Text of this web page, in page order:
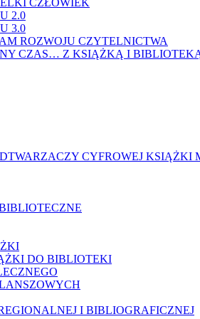
CZŁOWIEK
2.0
3.0
ROZWOJU CZYTELNICTWA
CZAS… Z KSIĄŻKĄ I
CYFROWEJ KSIĄŻKI
DO BIBLIOTEKI
I BIBLIOGRAFICZNEJ